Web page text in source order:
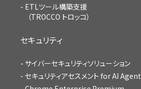
ETLツール構築支援
（TROCCO トロッコ）
セキュリティ
サイバーセキュリティソリューション
セキュリティアセスメント for AI Agent